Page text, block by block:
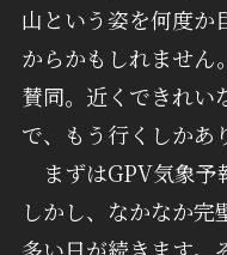
山という姿を何度か
からかもしれません
賛同。近くできれい
で、もう行くしかあ
まずはGPV気象予
しかし、なかなか完